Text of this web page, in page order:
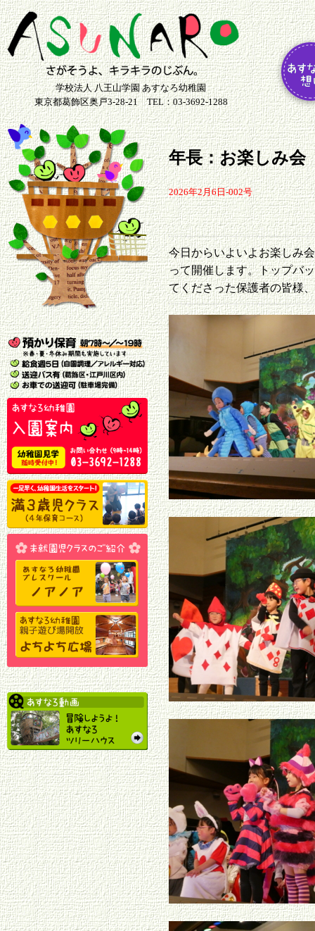
学校法人 八王山学園 あすなろ幼稚園
東京都葛飾区奥戸3-28-21 TEL：03-3692-1288
年長：お楽しみ会
2026年2月6日-002号
今日からいよいよお楽しみ
って開催します。トップバ
てくださった保護者の皆様